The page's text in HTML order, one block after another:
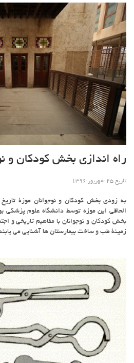
راه اندازی بخش کودکان و
تاریخ 25 شهریور 1396
به زودی بخش کودکان و نوجوانان موزۀ
الحاقی این موزه توسط دانشگاه علوم پزشکی
بخش کودکان و نوجوانان با مفاهیم تاریخی و
زمینۀ طب و ساخت بیمارستان ها آشنایی می